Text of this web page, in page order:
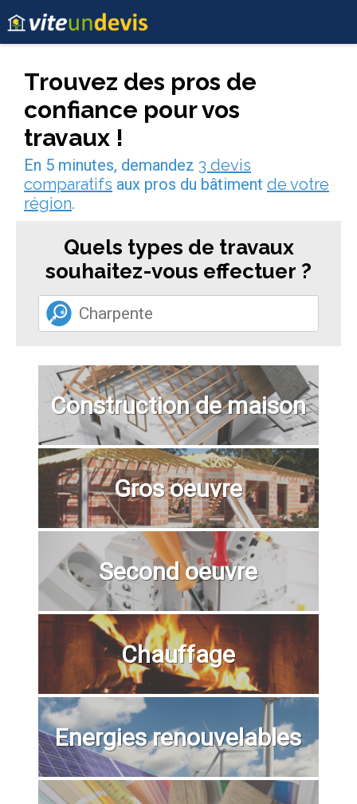
Trouvez des pros de
confiance pour vos
travaux !
En 5 minutes, demandez 3 devis
comparatifs aux pros du bâtiment de votre
région.
Quels types de travaux
souhaitez-vous effectuer ?
Construction de maison
Gros oeuvre
Second oeuvre
Chauffage
Energies renouvelables